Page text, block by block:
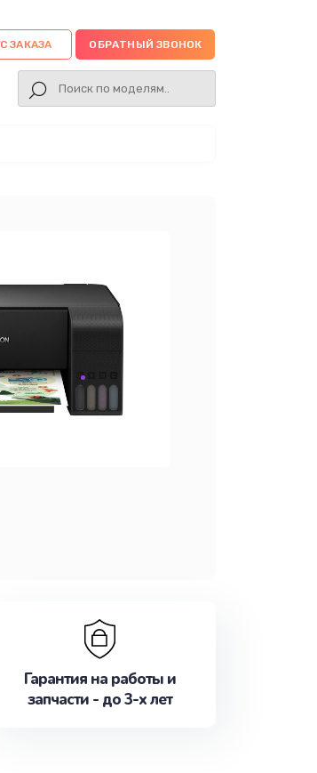
ЗАКАЗА ОБРАТНЫЙ ЗВОНОК
Гарантия на работы и
запчасти - до 3-х лет